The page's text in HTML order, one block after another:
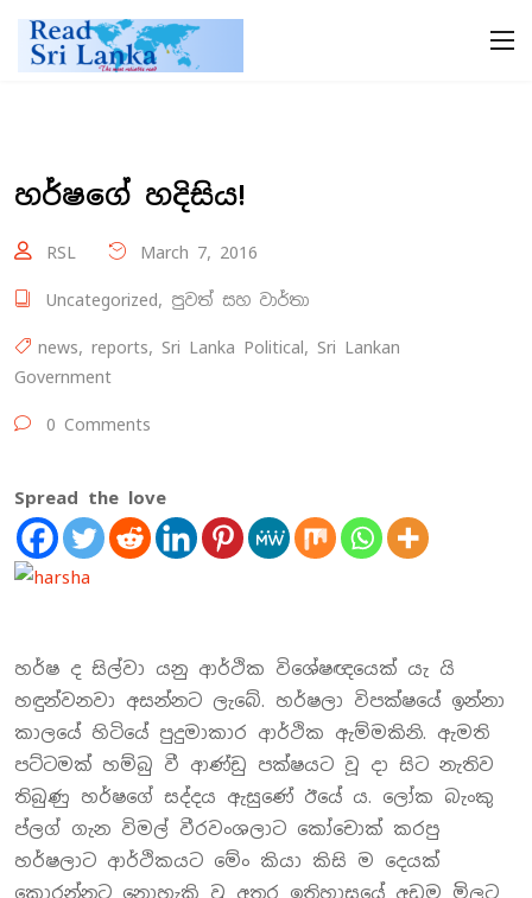
හර්ෂගේ හදිසිය!
RSL March 7, 2016
Uncategorized, පුවත් සහ වාර්තා
news, reports, Sri Lanka Political, Sri Lankan
Government
0 Comments
Spread the love
හර්ෂ ද සිල්වා යනු ආර්ථික විශේෂඥයෙක් යැ යි
හඳුන්වනවා අසන්නට ලැබේ. හර්ෂලා විපක්ෂයේ ඉන්නා
කාලයේ හිටියේ පුදුමාකාර ආර්ථික ඇම්මකිනි. ඇමති
පට්ටමක් හම්බු වී ආණ්ඩු පක්ෂයට වූ දා සිට නැතිව
තිබුණු හර්ෂගේ සද්දය ඇසුණේ ඊයේ ය. ලෝක බැංකු
ප්ලග් ගැන විමල් වීරවංශලාට කෝචොක් කරපු
හර්ෂලාට ආර්ථිකයට මේං කියා කිසි ම දෙයක්
කොරන්නට නොහැකි වූ අතර ඉතිහාසයේ අඩුම මිලට